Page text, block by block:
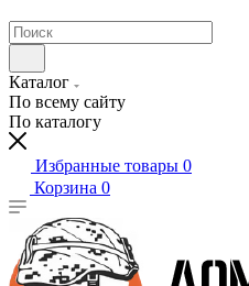
Каталог
По всему сайту
По каталогу
Избранные товары 0
Корзина 0